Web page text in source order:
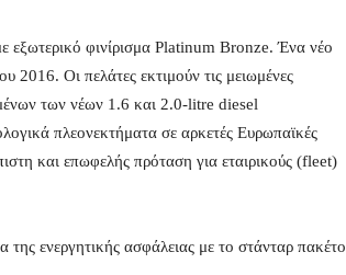
εξωτερικό φινίρισμα Platinum Bronze. Ένα νέο
2016. Οι πελάτες εκτιμούν τις μειωμένες
των νέων 1.6 και 2.0-litre diesel
πλεονεκτήματα σε αρκετές Ευρωπαϊκές
και επωφελής πρόταση για εταιρικούς (fleet)
της ενεργητικής ασφάλειας με το στάνταρ πακέτο